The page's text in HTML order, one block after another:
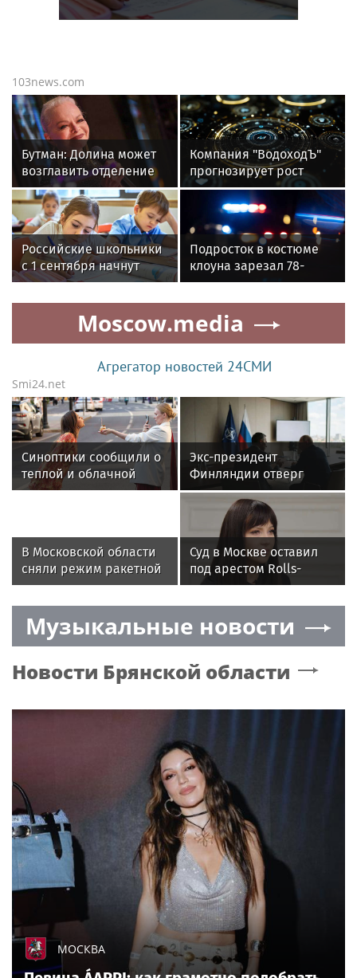
103news.com
Бутман: Долина может
возглавить отделение
вокала в первом в РФ
джазовом вузе
Компания "ВодоходЪ"
прогнозирует рост
круизных туристов на
Российские школьники
с 1 сентября начнут
учиться по
обновленной
программе
Подросток в костюме
клоуна зарезал 78-
летнего мужчину в США
Moscow.media
Агрегатор новостей 24СМИ
Smi24.net
Синоптики сообщили о
теплой и облачной
погоде в Москве 8
Экс-президент
Финляндии отверг
возможность военного
конфликта России и
В Московской области
сняли режим ракетной
опасности 8 августа
Суд в Москве оставил
под арестом Rolls-
Royce и 45 млн рублей
Музыкальные новости
Новости Брянской области
МОСКВА